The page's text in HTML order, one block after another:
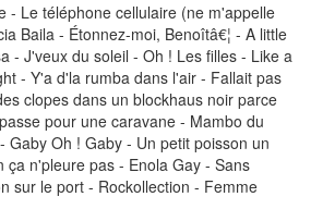
- Le téléphone cellulaire (ne m'appelle
Baila - Étonnez-moi, Benoîtâ€¦ - A little
- J'veux du soleil - Oh ! Les filles - Like a
- Y'a d'la rumba dans l'air - Fallait pas
clopes dans un blockhaus noir parce
pour une caravane - Mambo du
Gaby Oh ! Gaby - Un petit poisson un
ça n'pleure pas - Enola Gay - Sans
sur le port - Rockollection - Femme